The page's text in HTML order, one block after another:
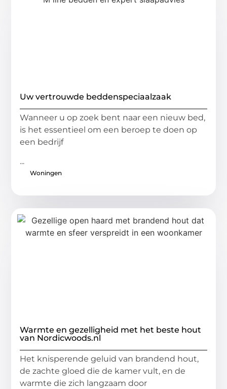
Uw vertrouwde beddenspeciaalzaak
Wanneer u op zoek bent naar een nieuw bed,
is het essentieel om een beroep te doen op
een bedrijf
...
Woningen
Warmte en gezelligheid met het beste hout
van Nordicwoods.nl
Het knisperende geluid van brandend hout,
de zachte gloed die de kamer vult, en de
warmte die zich langzaam door